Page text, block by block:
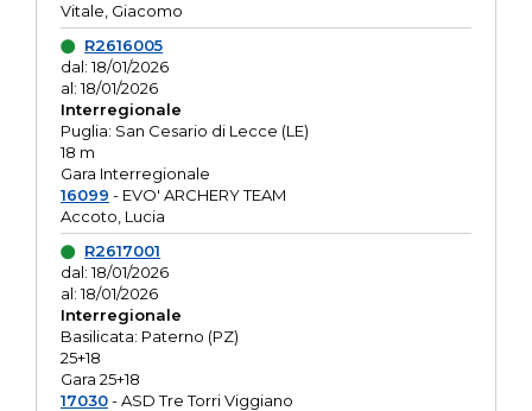
Vitale, Giacomo
R2616005
dal: 18/01/2026
al: 18/01/2026
Interregionale
Puglia: San Cesario di Lecce (LE)
18 m
Gara Interregionale
16099 - EVO' ARCHERY TEAM
Accoto, Lucia
R2617001
dal: 18/01/2026
al: 18/01/2026
Interregionale
Basilicata: Paterno (PZ)
25+18
Gara 25+18
17030- ASD Tre Torri Viggiano